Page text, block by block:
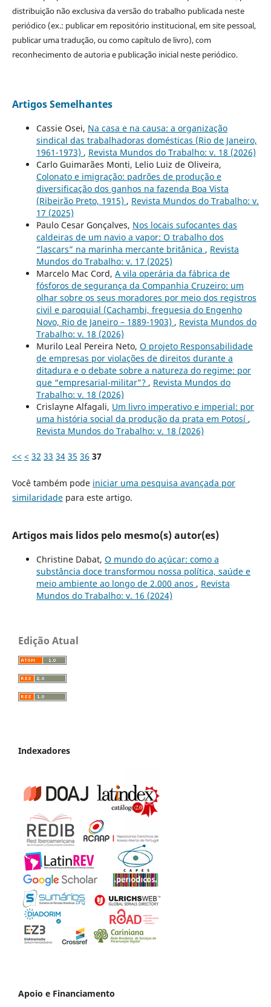
distribuição não exclusiva da versão do trabalho publicada neste
periódico (ex.: publicar em repositório institucional, em site pessoal,
publicar uma tradução, ou como capítulo de livro), com
reconhecimento de autoria e publicação inicial neste periódico.
Artigos Semelhantes
Cassie Osei, Na casa e na causa: a organização
sindical das trabalhadoras domésticas (Rio de Janeiro,
1961-1973) , Revista Mundos do Trabalho: v. 18 (2026)
Carlo Guimarães Monti, Lelio Luiz de Oliveira,
Colonato e imigração: padrões de produção e
diversificação dos ganhos na fazenda Boa Vista
(Ribeirão Preto, 1915) , Revista Mundos do Trabalho: v.
17 (2025)
Paulo Cesar Gonçalves, Nos locais sufocantes das
caldeiras de um navio a vapor: O trabalho dos
“lascars” na marinha mercante britânica , Revista
Mundos do Trabalho: v. 17 (2025)
Marcelo Mac Cord, A vila operária da fábrica de
fósforos de segurança da Companhia Cruzeiro: um
olhar sobre os seus moradores por meio dos registros
civil e paroquial (Cachambi, freguesia do Engenho
Novo, Rio de Janeiro – 1889-1903) , Revista Mundos do
Trabalho: v. 18 (2026)
Murilo Leal Pereira Neto, O projeto Responsabilidade
de empresas por violações de direitos durante a
ditadura e o debate sobre a natureza do regime: por
que “empresarial-militar”? , Revista Mundos do
Trabalho: v. 18 (2026)
Crislayne Alfagali, Um livro imperativo e imperial: por
uma história social da produção da prata em Potosí ,
Revista Mundos do Trabalho: v. 18 (2026)
<< < 32 33 34 35 36 37
Você também pode iniciar uma pesquisa avançada por
similaridadepara este artigo.
Artigos mais lidos pelo mesmo(s) autor(es)
Christine Dabat, O mundo do açúcar: como a
substância doce transformou nossa política, saúde e
meio ambiente ao longo de 2.000 anos , Revista
Mundos do Trabalho: v. 16 (2024)
Edição Atual
Indexadores
Apoio e Financiamento